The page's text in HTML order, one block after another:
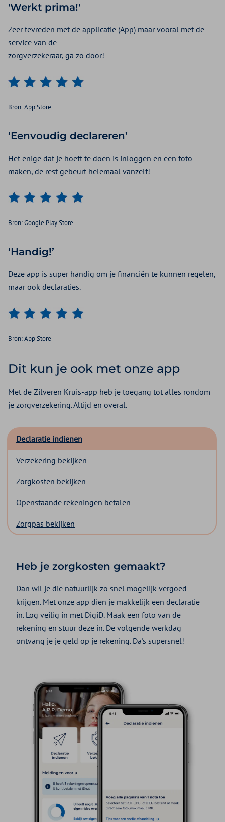
'Werkt prima!'
Zeer tevreden met de applicatie (App) maar vooral met de
service van de
zorgverzekeraar, ga zo door!
Bron: App Store
‘Eenvoudig declareren’
Het enige dat je hoeft te doen is inloggen en een foto
maken, de rest gebeurt helemaal vanzelf!
Bron: Google Play Store
‘Handig!’
Deze app is super handig om je financiën te kunnen regelen,
maar ook declaraties.
Bron: App Store
Dit kun je ook met onze app
Met de Zilveren Kruis-app heb je toegang tot alles rondom
je zorgverzekering. Altijd en overal.
Declaratie indienen
Verzekering bekijken
Zorgkosten bekijken
Openstaande rekeningen betalen
Zorgpas bekijken
Heb je zorgkosten gemaakt?
Dan wil je die natuurlijk zo snel mogelijk vergoed
krijgen. Met onze app dien je makkelijk een declaratie
in. Log veilig in met DigiD. Maak een foto van de
rekening en stuur deze in. De volgende werkdag
ontvang je je geld op je rekening. Da's supersnel!